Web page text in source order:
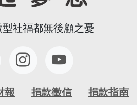
社福都無後顧之憂
報 捐款徵信 捐款指南